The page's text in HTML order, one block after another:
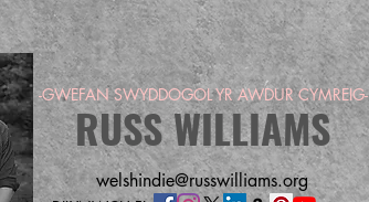
-GWEFAN SWYDDOGOL YR AWDUR CYMREIG-
RUSS WILLIAMS
welshindie@russwilliams.org